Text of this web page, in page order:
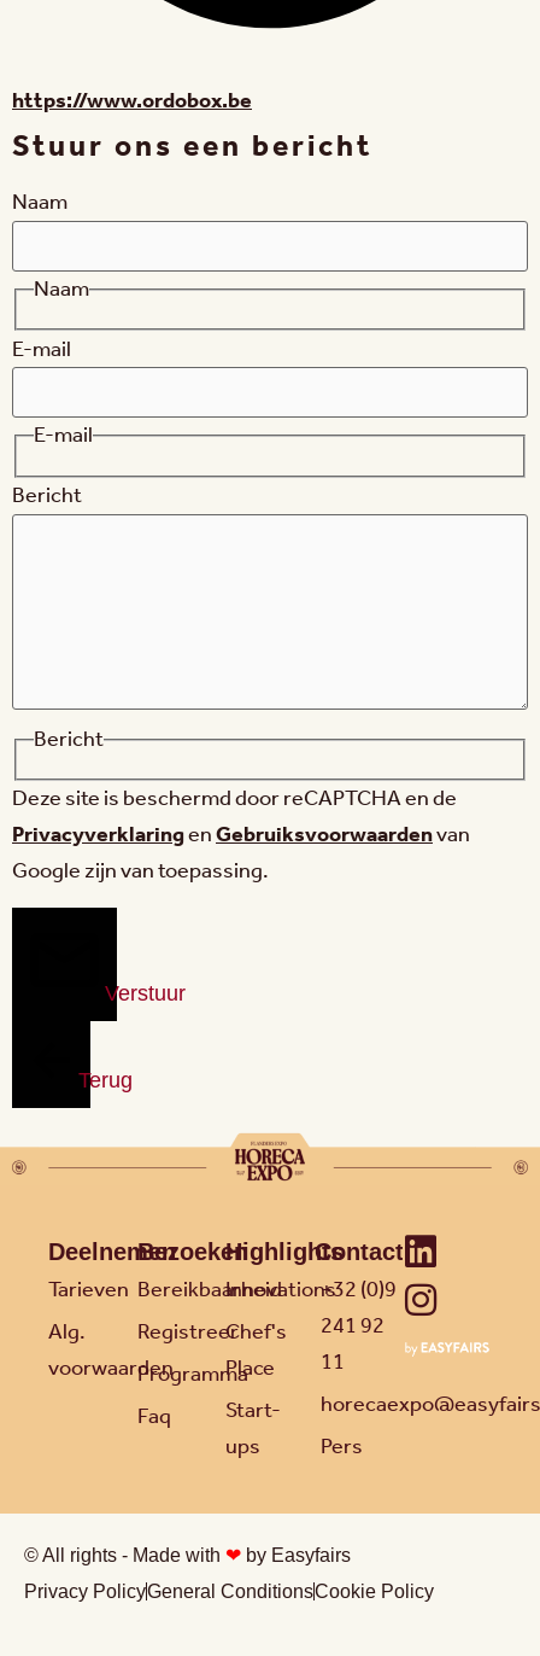
https://www.ordobox.be
Stuur ons een bericht
Naam
Naam
E-mail
E-mail
Bericht
Bericht
Deze site is beschermd door reCAPTCHA en de
PrivacyverklaringenGebruiksvoorwaardenvan
Google zijn van toepassing.
Verstuur
Terug
Deelnemen
Tarieven
Alg.
voorwaarden
Bezoeken
Bereikbaarheid
Registreer
Programma
Faq
Highlights
Innovations
Chef's
Place
Start-
ups
Contact
+32 (0)9
241 92
11
Pers
© All rights - Made with ❤ by Easyfairs
Privacy PolicyGeneral ConditionsCookie Policy